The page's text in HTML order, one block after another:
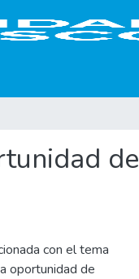
de
con el tema
oportunidad de